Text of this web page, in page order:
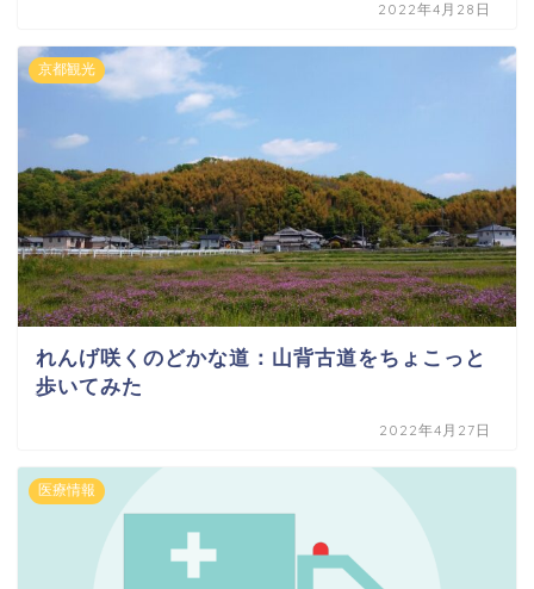
2022年4月28日
京都観光
れんげ咲くのどかな道：山背古道をちょこっと
歩いてみた
2022年4月27日
医療情報